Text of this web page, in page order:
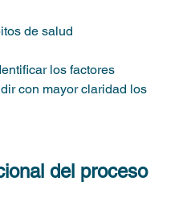
de salud
los factores
con mayor claridad los
del proceso